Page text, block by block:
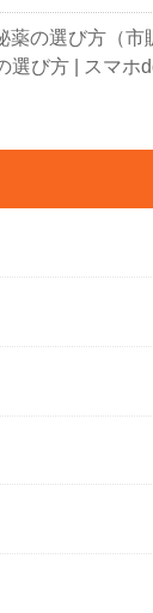
の選び方（市
び方 | スマホ